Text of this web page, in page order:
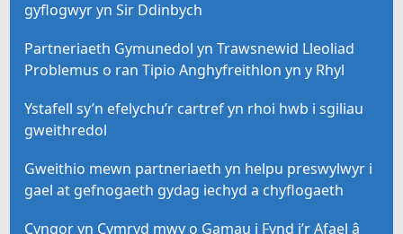
gyflogwyr yn Sir Ddinbych
Partneriaeth Gymunedol yn Trawsnewid Lleoliad
Problemus o ran Tipio Anghyfreithlon yn y Rhyl
Ystafell sy’n efelychu’r cartref yn rhoi hwb i sgiliau
gweithredol
Gweithio mewn partneriaeth yn helpu preswylwyr i
gael at gefnogaeth gydag iechyd a chyflogaeth
Cyngor yn Cymryd mwy o Gamau i Fynd i’r Afael â